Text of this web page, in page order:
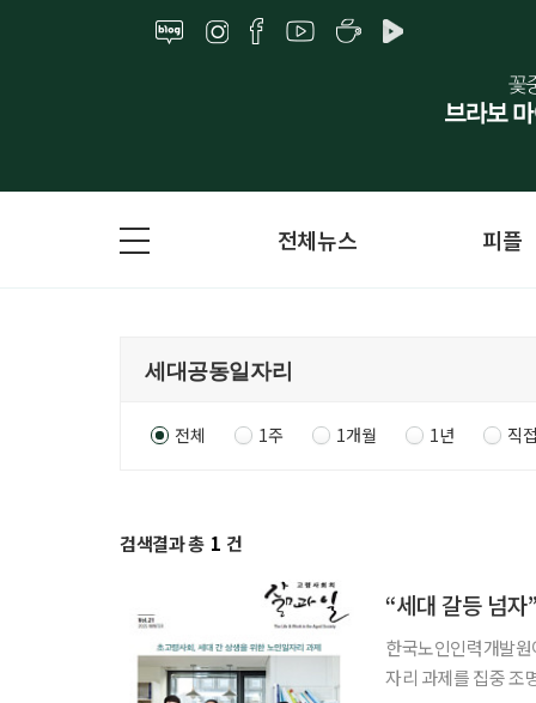
전체뉴스 피플
전체 1주 1개월 1년 직
검색결과 총 1 건
“세대 갈등 넘
한국노인인력개발
자리 과제를 집중 조